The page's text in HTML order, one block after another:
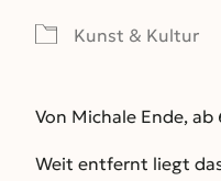
Kunst & Kultur
Von Michale Ende, ab
Weit entfernt liegt